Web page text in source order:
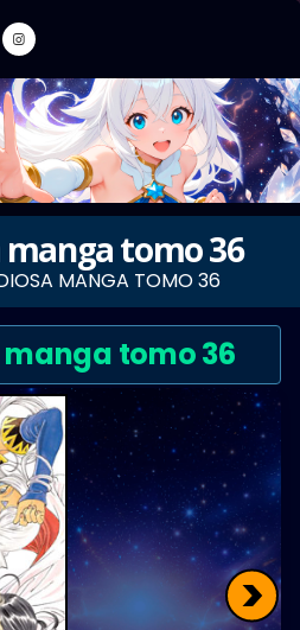
manga tomo 36
MANGA TOMO 36
manga tomo 36
>